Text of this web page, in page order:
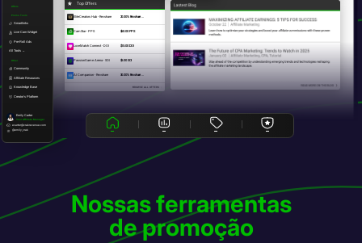
Offers
Promo Tools
Smartlinks
Live Cam Widget
Pre-Roll Ads
All Tools →
Other
Community
Affiliate Resources
Knowledge Base
Creator's Platform
Emily Carter
Your Affiliate Manager
ecarter@crakrevenue.com
@emily_crak
Top Offers
EliteCreators Hub - Revshare 20.00% Revshare ...
CamStar - PPS $60.00 PPS
LoveMatch Connect - DOI $15.00 DOI
PassionGame Arena - SOI $5.00 SOI
AI Companion - Revshare 30.00% Revshare ...
BROWSE ALL OFFERS
Nossas ferramentas
de promoção